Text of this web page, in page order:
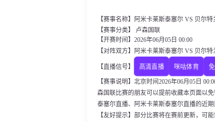
【赛事名称】阿米卡莱斯泰塞尔 VS 贝尔特
【赛事分类】 卢森国联
【开赛时间】2026年06月05日 00:00
【对阵双方】阿米卡莱斯泰塞尔 VS 贝尔特
【直播信号】 高清直播 咪咕体育
【赛事说明】北京时间2026年06月05日
森国联比赛的朋友可以提前收藏本页面以
泰塞尔直播、阿米卡莱斯泰塞尔直播的近
【友好提示】部分比赛将在赛前更新，可